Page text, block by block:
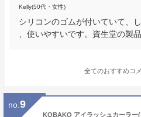
Kelly(50代・女性)
シリコンのゴムが付いていて、
、使いやすいです。資生堂の製
全てのおすすめコ
no. 9